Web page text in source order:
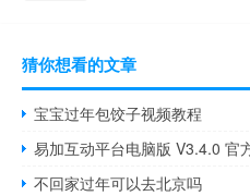
猜你想看的文章
宝宝过年包饺子视频教程
不回家过年可以去北京吗